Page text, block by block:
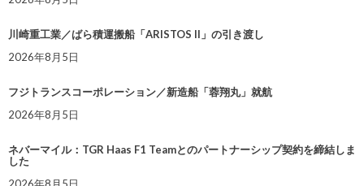
川崎重工業／ばら積運搬船「ARISTOS II」の引き渡し
2026年8月5日
フジトランスコーポレーション／新造船「蓉翔丸」就航
2026年8月5日
ネバーマイル：TGR Haas F1 Teamとのパートナーシップ契約を締結しま
した